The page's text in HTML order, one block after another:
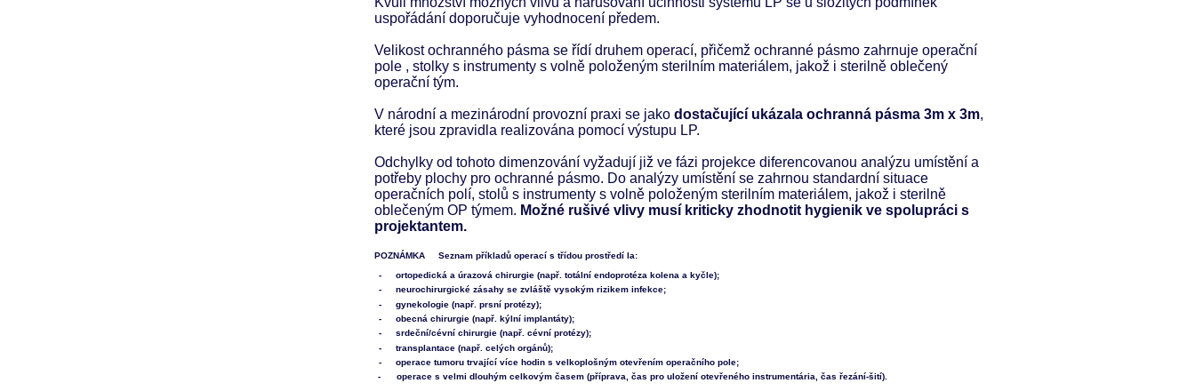
uspořádání doporučuje vyhodnocení předem.
Velikost ochranného pásma se řídí druhem operací, přičemž ochranné pásmo zahrnuje operační
pole , stolky s instrumenty s volně položeným sterilním materiálem, jakož i sterilně oblečený
operační tým.
V národní a mezinárodní provozní praxi se jako dostačující ukázala ochranná pásma 3m x 3m,
které jsou zpravidla realizována pomocí výstupu LP.
Odchylky od tohoto dimenzování vyžadují již ve fázi projekce diferencovanou analýzu umístění a
potřeby plochy pro ochranné pásmo. Do analýzy umístění se zahrnou standardní situace
operačních polí, stolů s instrumenty s volně položeným sterilním materiálem, jakož i sterilně
oblečeným OP týmem. Možné rušivé vlivy musí kriticky zhodnotit hygienik ve spolupráci s
projektantem.
POZNÁMKA Seznam příkladů operací s třídou prostředí Ia:
-
ortopedická a úrazová chirurgie (např. totální endoprotéza kolena a kyčle);
-
neurochirurgické zásahy se zvláště vysokým rizikem infekce;
-
gynekologie (např. prsní protézy);
-
obecná chirurgie (např. kýlní implantáty);
-
srdeční/cévní chirurgie (např. cévní protézy);
-
transplantace (např. celých orgánů);
-
operace tumoru trvající více hodin s velkoplošným otevřením operačního pole;
-
operace s velmi dlouhým celkovým časem (příprava, čas pro uložení otevřeného instrumentária, čas řezání-šití).